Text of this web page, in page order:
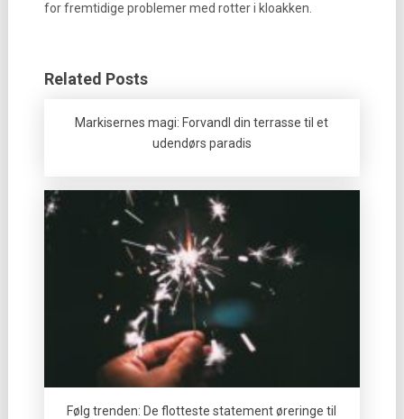
for fremtidige problemer med rotter i kloakken.
Related Posts
Markisernes magi: Forvandl din terrasse til et
udendørs paradis
Følg trenden: De flotteste statement øreringe til